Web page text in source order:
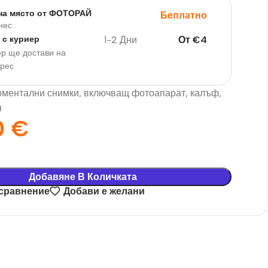
място от ФОТОРАЙ
Беплатно
куриер
ще достави на
1-2 Дни От €4
снимки, включващ фотоапарат, калъф,
€
Добавяне В Количката
Добави е желани